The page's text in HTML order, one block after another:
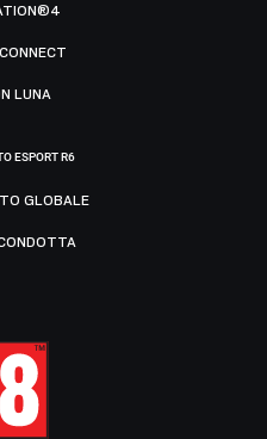
LUNA
ESPORT R6
GLOBALE